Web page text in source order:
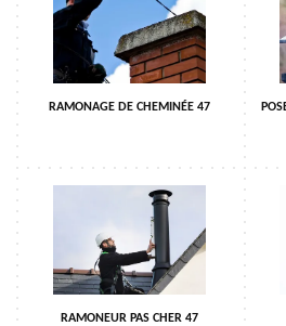
RAMONAGE DE CHEMINÉE 47
RAMONEUR PAS CHER 47